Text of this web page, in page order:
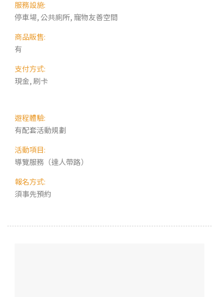
服務設施:
停車場, 公共廁所, 寵物友善空間
商品販售:
有
支付方式:
現金, 刷卡
遊程體驗:
有配套活動規劃
活動項目:
導覽服務（達人帶路）
報名方式:
須事先預約